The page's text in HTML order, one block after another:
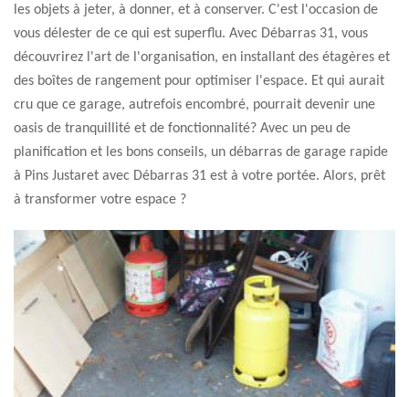
les objets à jeter, à donner, et à conserver. C'est l'occasion de
vous délester de ce qui est superflu. Avec Débarras 31, vous
découvrirez l'art de l'organisation, en installant des étagères et
des boîtes de rangement pour optimiser l'espace. Et qui aurait
cru que ce garage, autrefois encombré, pourrait devenir une
oasis de tranquillité et de fonctionnalité? Avec un peu de
planification et les bons conseils, un débarras de garage rapide
à Pins Justaret avec Débarras 31 est à votre portée. Alors, prêt
à transformer votre espace ?